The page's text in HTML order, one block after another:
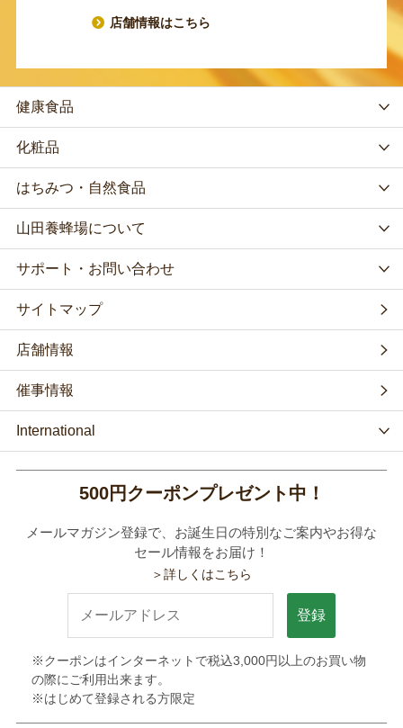
店舗情報はこちら
健康食品
化粧品
はちみつ・自然食品
山田養蜂場について
サポート・お問い合わせ
サイトマップ
店舗情報
催事情報
International
500円クーポンプレゼント中！
メールマガジン登録で、お誕生日の特別なご案内やお得な
セール情報をお届け！
＞詳しくはこちら
登録
※クーポンはインターネットで税込3,000円以上のお買い物
の際にご利用出来ます。
※はじめて登録される方限定